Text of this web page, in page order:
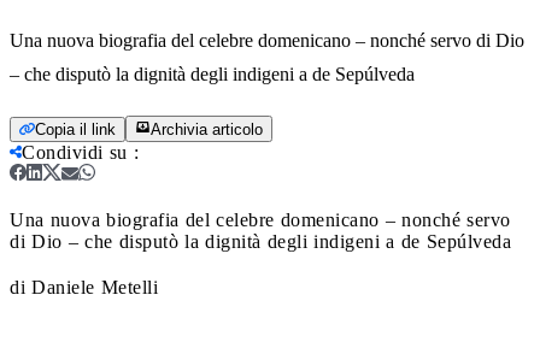
Una nuova biografia del celebre domenicano – nonché servo di Dio
– che disputò la dignità degli indigeni a de Sepúlveda
Copia il link Archivia articolo
Condividi su :
Una nuova biografia del celebre domenicano – nonché servo
di Dio – che disputò la dignità degli indigeni a de Sepúlveda
di Daniele Metelli